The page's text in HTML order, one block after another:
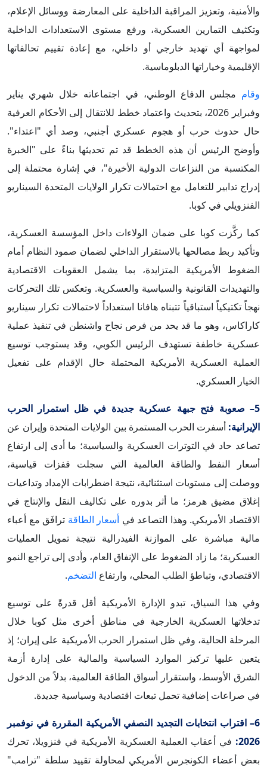
والأمنية، وتعزيز المراقبة الداخلية على المعارضة ووسائل الإعلام،
وتكثيف التمارين العسكرية، ورفع مستوى الاستعدادات الداخلية
لمواجهة أي تهديد خارجي أو داخلي، مع إعادة تقييم تحالفاتها
الإقليمية وخياراتها الدبلوماسية.
وقام مجلس الدفاع الوطني، في اجتماعاته خلال شهري يناير
وفبراير 2026، بتحديث واعتماد خطط للانتقال إلى الأحكام العرفية
حال حدوث حرب أو هجوم عسكري أجنبي، وصد أي "اعتداء".
وأوضح الرئيس أن هذه الخطط قد تم تحديثها بناءً على "الخبرة
المكتسبة من النزاعات الدولية الأخيرة"، في إشارة محتملة إلى
إدراج تدابير للتعامل مع احتمالات تكرار الولايات المتحدة السيناريو
الفنزويلي في كوبا.
كما ركَّزت كوبا على ضمان الولاءات داخل المؤسسة العسكرية،
وتأكيد ربط مصالحها بالاستقرار الداخلي لضمان صمود النظام أمام
الضغوط الأمريكية المتزايدة، بما يشمل العقوبات الاقتصادية
والتهديدات القانونية والسياسية والعسكرية. وتعكس تلك التحركات
نهجاً تكتيكياً استباقياً تتبناه هافانا استعداداً لاحتمالات تكرار سيناريو
كاراكاس، وهو ما قد يحد من فرص نجاح واشنطن في تنفيذ عملية
عسكرية خاطفة تستهدف الرئيس الكوبي، وقد يستوجب توسيع
العملية العسكرية الأمريكية المحتملة حال الإقدام على تفعيل
الخيار العسكري.
5– صعوبة فتح جبهة عسكرية جديدة في ظل استمرار الحرب
الإيرانية:أسفرت الحرب المستمرة بين الولايات المتحدة وإيران عن
تصاعد حاد في التوترات العسكرية والسياسية؛ ما أدى إلى ارتفاع
أسعار النفط والطاقة العالمية التي سجلت قفزات قياسية،
ووصلت إلى مستويات استثنائية، نتيجة اضطرابات الإمداد وتداعيات
إغلاق مضيق هرمز؛ ما أثر بدوره على تكاليف النقل والإنتاج في
الاقتصاد الأمريكي. وهذا التصاعد في أسعار الطاقة ترافَق مع أعباء
مالية مباشرة على الموازنة الفيدرالية نتيجة تمويل العمليات
العسكرية؛ ما زاد الضغوط على الإنفاق العام، وأدى إلى تراجع النمو
الاقتصادي، وتباطؤ الطلب المحلي، وارتفاع التضخم.
وفي هذا السياق، تبدو الإدارة الأمريكية أقل قدرةً على توسيع
تدخلاتها العسكرية الخارجية في مناطق أخرى مثل كوبا خلال
المرحلة الحالية، وفي ظل استمرار الحرب الأمريكية على إيران؛ إذ
يتعين عليها تركيز الموارد السياسية والمالية على إدارة أزمة
الشرق الأوسط، واستقرار أسواق الطاقة العالمية، بدلاً من الدخول
في صراعات إضافية تحمل تبعات اقتصادية وسياسية جديدة.
6– اقتراب انتخابات التجديد النصفي الأمريكية المقررة في نوفمبر
2026: في أعقاب العملية العسكرية الأمريكية في فنزويلا، تحرك
بعض أعضاء الكونجرس الأمريكي لمحاولة تقييد سلطة "ترامب"